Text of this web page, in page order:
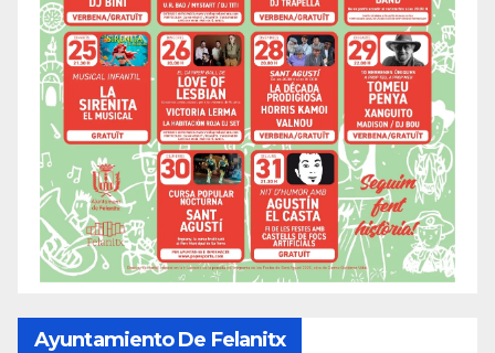
Ayuntamiento De Felanitx